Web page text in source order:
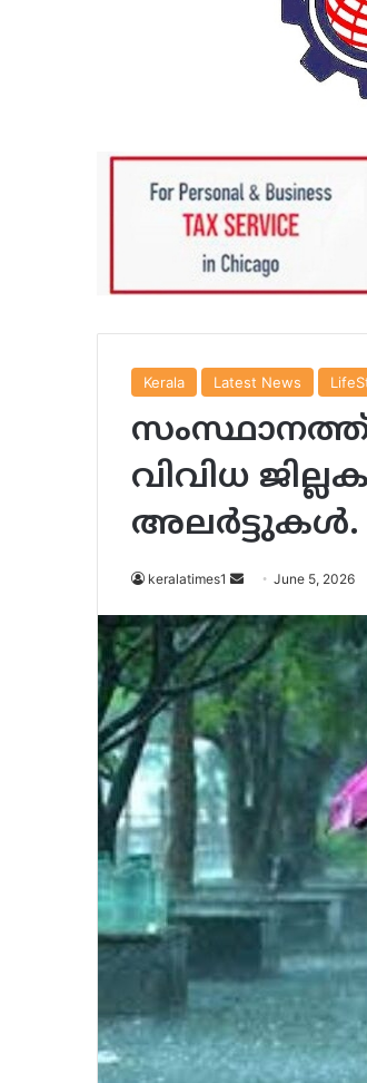
Kerala Latest News
വിവിധ
അലർട്ടുകൾ.
keralatimes1
Send
email
June 5, 2026